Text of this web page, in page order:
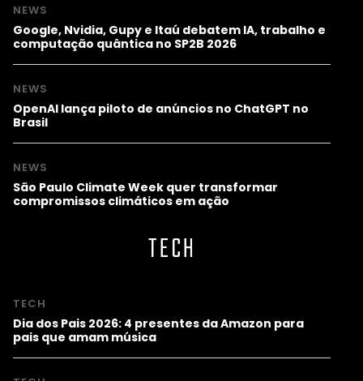
NEWS
Google, Nvidia, Gupy e Itaú debatem IA, trabalho e
computação quântica no SP2B 2026
NEWS
OpenAI lança piloto de anúncios no ChatGPT no
Brasil
NEWS
São Paulo Climate Week quer transformar
compromissos climáticos em ação
TECH
TECH
Dia dos Pais 2026: 4 presentes da Amazon para
pais que amam música